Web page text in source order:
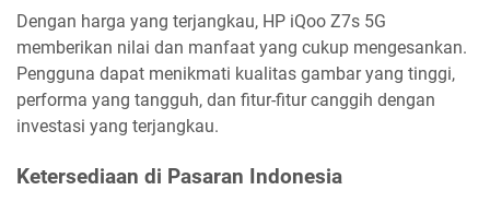
Dengan harga yang terjangkau, HP iQoo Z7s 5G
memberikan nilai dan manfaat yang cukup mengesankan.
Pengguna dapat menikmati kualitas gambar yang tinggi,
performa yang tangguh, dan fitur-fitur canggih dengan
investasi yang terjangkau.
Ketersediaan di Pasaran Indonesia